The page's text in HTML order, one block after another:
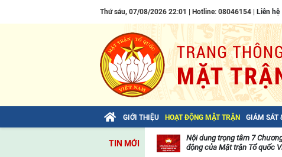
Thứ sáu, 07/08/2026 22:01 | Hotline: 08046154 | Liên hệ
GIỚI THIỆU HOẠT ĐỘNG MẶT TRẬN GIÁM SÁT
TIN MỚI
Bài viết của Tổng Bí thư Tô Lâm: TIẾN
Nội dung trọng tâm 7
động của Mặt trận Tổ quốc